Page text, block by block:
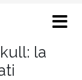
la